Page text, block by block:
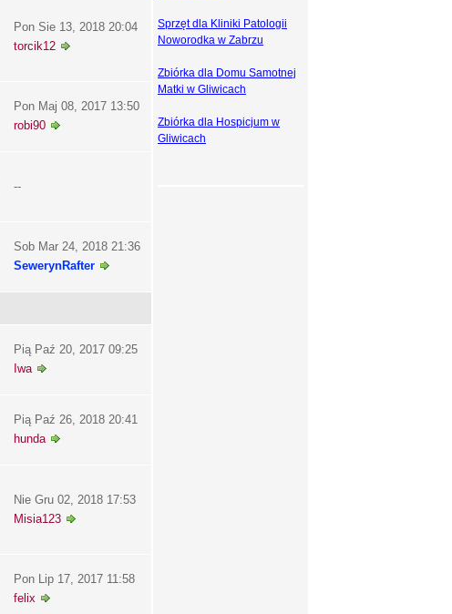
Pon Sie 13, 2018 20:04
torcik12
Pon Maj 08, 2017 13:50
robi90
--
Sob Mar 24, 2018 21:36
SewerynRafter
Pią Paź 20, 2017 09:25
Iwa
Pią Paź 26, 2018 20:41
hunda
Nie Gru 02, 2018 17:53
Misia123
Pon Lip 17, 2017 11:58
felix
Sprzęt dla Kliniki Patologii
Noworodka w Zabrzu
Zbiórka dla Domu Samotnej
Matki w Gliwicach
Zbiórka dla Hospicjum w
Gliwicach